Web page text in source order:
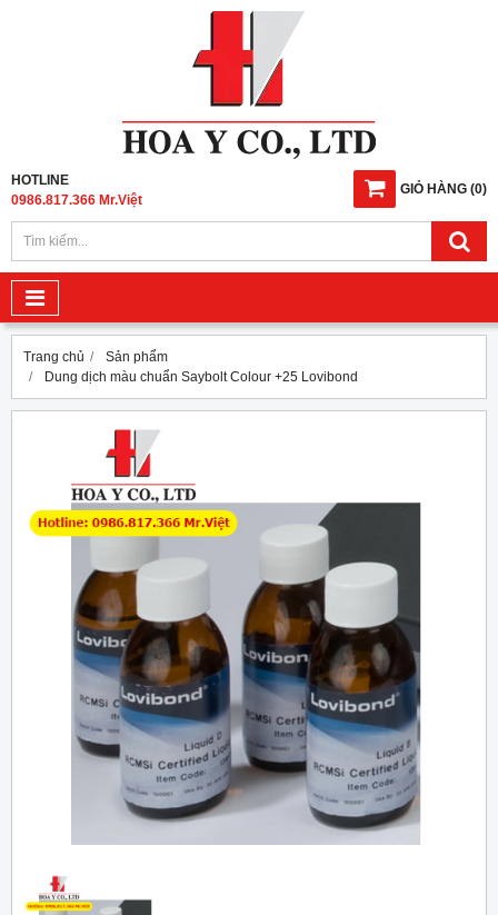
GIỎ HÀNG (0)
HOTLINE
0986.817.366 Mr.Việt
Trang chủ
Sản phẩm
Dung dịch màu chuẩn Saybolt Colour +25 Lovibond